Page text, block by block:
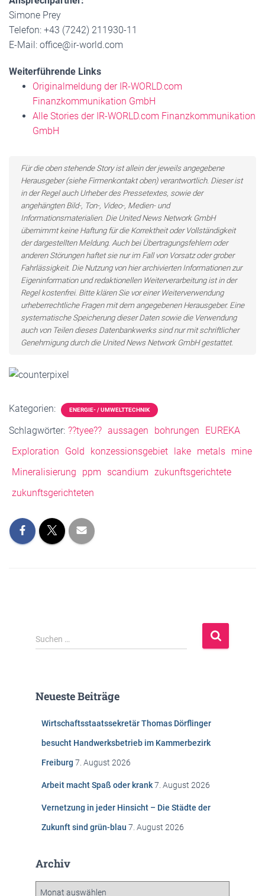
Simone Prey
Telefon: +43 (7242) 211930-11
E-Mail: office@ir-world.com
Weiterführende Links
Originalmeldung der IR-WORLD.com
Finanzkommunikation GmbH
Alle Stories der IR-WORLD.com Finanzkommunikation
GmbH
Für die oben stehende Story ist allein der jeweils angegebene
Herausgeber (siehe Firmenkontakt oben) verantwortlich. Dieser ist
in der Regel auch Urheber des Pressetextes, sowie der
angehängten Bild-, Ton-, Video-, Medien- und
Informationsmaterialien. Die United News Network GmbH
übernimmt keine Haftung für die Korrektheit oder Vollständigkeit
der dargestellten Meldung. Auch bei Übertragungsfehlern oder
anderen Störungen haftet sie nur im Fall von Vorsatz oder grober
Fahrlässigkeit. Die Nutzung von hier archivierten Informationen zur
Eigeninformation und redaktionellen Weiterverarbeitung ist in der
Regel kostenfrei. Bitte klären Sie vor einer Weiterverwendung
urheberrechtliche Fragen mit dem angegebenen Herausgeber. Eine
systematische Speicherung dieser Daten sowie die Verwendung
auch von Teilen dieses Datenbankwerks sind nur mit schriftlicher
Genehmigung durch die United News Network GmbH gestattet.
Kategorien: ENERGIE- / UMWELTTECHNIK
Schlagwörter: ??tyee?? aussagen bohrungen
EUREKA
Exploration
Gold konzessionsgebiet lake metals mine
Mineralisierung
ppm scandium zukunftsgerichtete
zukunftsgerichteten
S
u
n
Suchen …
Neueste Beiträge
Wirtschaftsstaatssekretär Thomas Dörflinger
besucht Handwerksbetrieb im Kammerbezirk
Freiburg 7. August 2026
Arbeit macht Spaß oder krank7. August 2026
Vernetzung in jeder Hinsicht – Die Städte der
Zukunft sind grün-blau 7. August 2026
Archiv